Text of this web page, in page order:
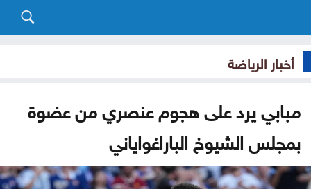
أخبار الرياضة
مبابي يرد على هجوم عنصري من عضوة
بمجلس الشيوخ الباراغواياني